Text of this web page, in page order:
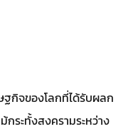
กิจของโลกที่ได้รับผลก
กระทั้งสงครามระหว่าง